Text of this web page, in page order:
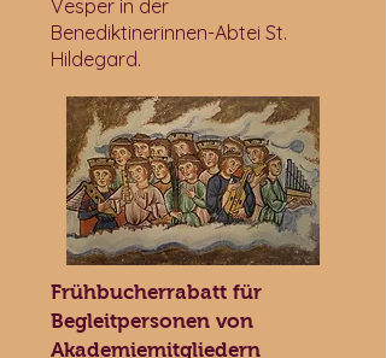
Vesper in der
Benediktinerinnen-Abtei St.
Hildegard.
Frühbucherrabatt für
Begleitpersonen von
Akademiemitgliedern